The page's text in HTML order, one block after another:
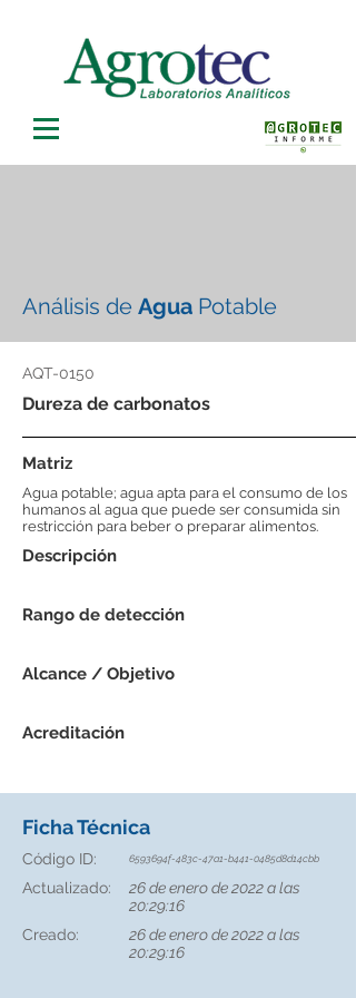
Análisis de Agua Potable
AQT-0150
Dureza de carbonatos
Matriz
Agua potable; agua apta para el consumo de los
humanos al agua que puede ser consumida sin
restricción para beber o preparar alimentos.
Descripción
Rango de detección
Alcance / Objetivo
Acreditación
Ficha Técnica
Código ID: 6593694f-483c-47a1-b441-0485d8d14cbb
Actualizado:
26 de enero de 2022 a las
20:29:16
Creado:
26 de enero de 2022 a las
20:29:16